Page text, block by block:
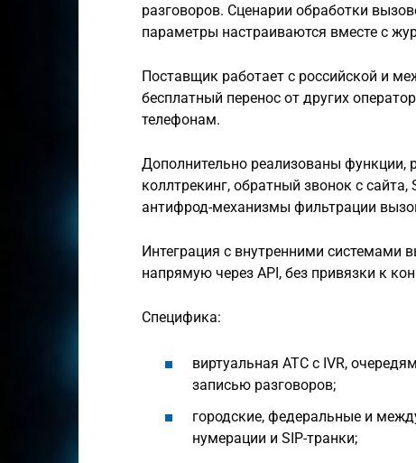
разговоров. Сценарии обработки
параметры настраиваются вместе с
Поставщик работает с российской и
бесплатный перенос от других
телефонам.
Дополнительно реализованы
коллтрекинг, обратный звонок с
антифрод-механизмы фильтрации
Интеграция с внутренними системами
напрямую через API, без привязки к
Специфика:
виртуальная АТС с IVR,
записью разговоров;
городские, федеральные и
нумерации и SIP-транки;